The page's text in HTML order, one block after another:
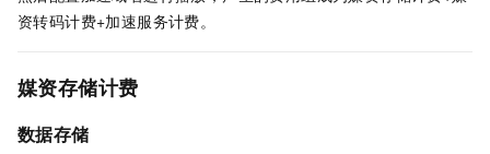
资转码计费+加速服务计费。
媒资存储计费
数据存储